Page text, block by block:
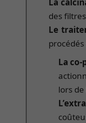
des
Le
La
lors